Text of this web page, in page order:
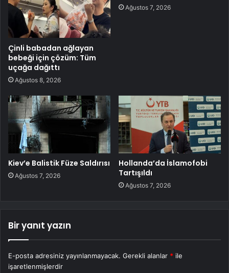
Çinli babadan ağlayan
bebeği için çözüm: Tüm
uçağa dağıttı
Ağustos 8, 2026
Ağustos 7, 2026
Kiev’e Balistik Füze Saldırısı
Ağustos 7, 2026
Hollanda’da İslamofobi
Tartışıldı
Ağustos 7, 2026
Bir yanıt yazın
E-posta adresiniz yayınlanmayacak. Gerekli alanlar * ile
işaretlenmişlerdir